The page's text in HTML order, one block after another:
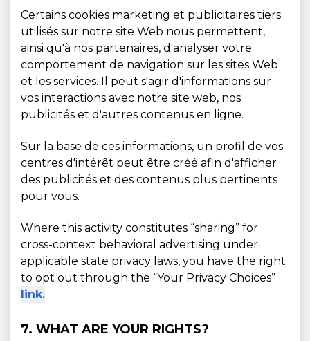
Certains cookies marketing et publicitaires tiers
utilisés sur notre site Web nous permettent,
ainsi qu'à nos partenaires, d'analyser votre
comportement de navigation sur les sites Web
et les services. Il peut s'agir d'informations sur
vos interactions avec notre site web, nos
publicités et d'autres contenus en ligne.
Sur la base de ces informations, un profil de vos
centres d'intérêt peut être créé afin d'afficher
des publicités et des contenus plus pertinents
pour vous.
Where this activity constitutes “sharing” for
cross-context behavioral advertising under
applicable state privacy laws, you have the right
to opt out through the “Your Privacy Choices”
link.
7. WHAT ARE YOUR RIGHTS?